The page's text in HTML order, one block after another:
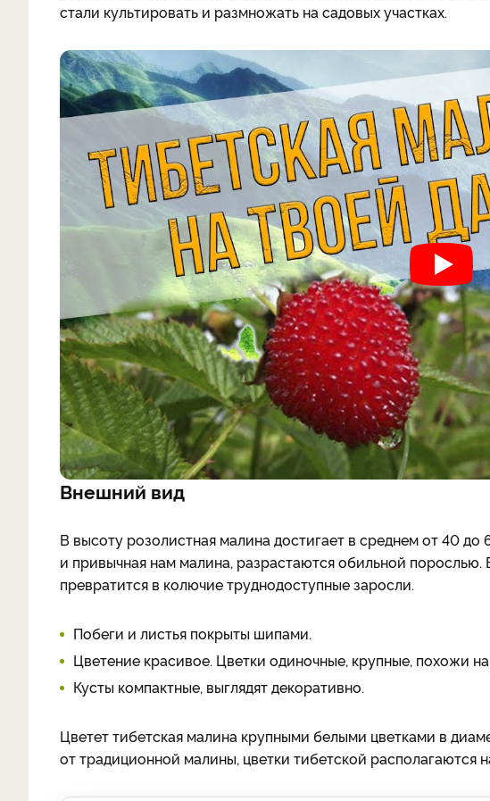
стали культировать и размножать на садовых участках.
Внешний вид
В высоту розолистная малина достигает в среднем от 40
и привычная нам малина, разрастаются обильной порослью.
превратится в колючие труднодоступные заросли.
Побеги и листья покрыты шипами.
Цветение красивое. Цветки одиночные, крупные, похожи
Кусты компактные, выглядят декоративно.
Цветет тибетская малина крупными белыми цветками в
от традиционной малины, цветки тибетской располагаются